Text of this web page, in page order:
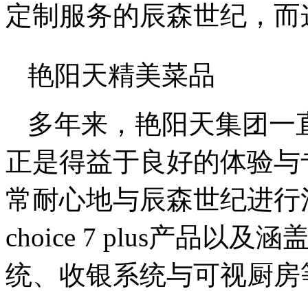
定制服务的辰森世纪，
艳阳天精美菜品
多年来，艳阳天集团
正是得益于良好的体验
常耐心地与辰森世纪进
choice 7 plus产品以及涵
统、收银系统与可视厨